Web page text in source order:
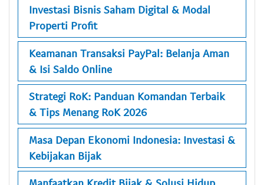
Investasi Bisnis Saham Digital & Modal
Properti Profit
Keamanan Transaksi PayPal: Belanja Aman
& Isi Saldo Online
Strategi RoK: Panduan Komandan Terbaik
& Tips Menang RoK 2026
Masa Depan Ekonomi Indonesia: Investasi &
Kebijakan Bijak